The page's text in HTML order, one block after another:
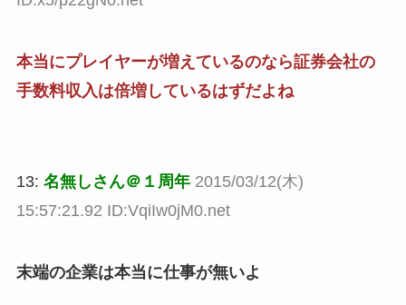
本当にプレイヤーが増えているのなら証券会社の
手数料収入は倍増しているはずだよね
13: 名無しさん＠１周年 2015/03/12(木)
15:57:21.92 ID:VqiIw0jM0.net
末端の企業は本当に仕事が無いよ